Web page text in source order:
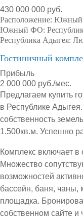
430 000 000 руб.
Расположение:
Южный ФО:
Республика Адыгея:
Гостиничный
Прибыль
2 000 000 руб./мес.
Предлагаем купить
в Республике
собственность
1.500кв.м. Успешно
Комплекс включает в
Множество
возможностей
бассейн, баня, чаны,
площадка.
собственном сайте и